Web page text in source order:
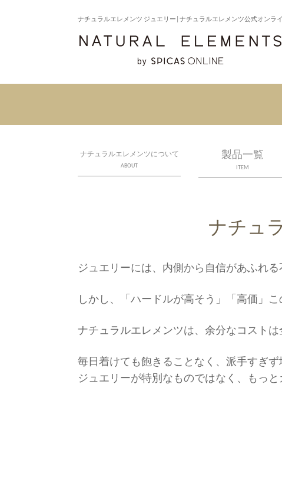
ナチュラルエレメンツ ジュエリー│ナチュラルエレメンツ公式オンラ
ナチュラルエレメンツについて
ABOUT
製品一覧
ITEM
ナチュ
ジュエリーには、内側から自信があふれ
しかし、「ハードルが高そう」「高価」
ナチュラルエレメンツは、余分なコストは
毎日着けても飽きることなく、派手すぎ
ジュエリーが特別なものではなく、もっ